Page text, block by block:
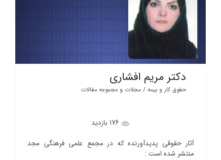
دکتر مریم افشاری
حقوق کار و بیمه / مجلات و مجموعه مقالات
آثار حقوقی پدیدآورنده که در مجمع علمی فرهنگی مجد
منتشر شده است :